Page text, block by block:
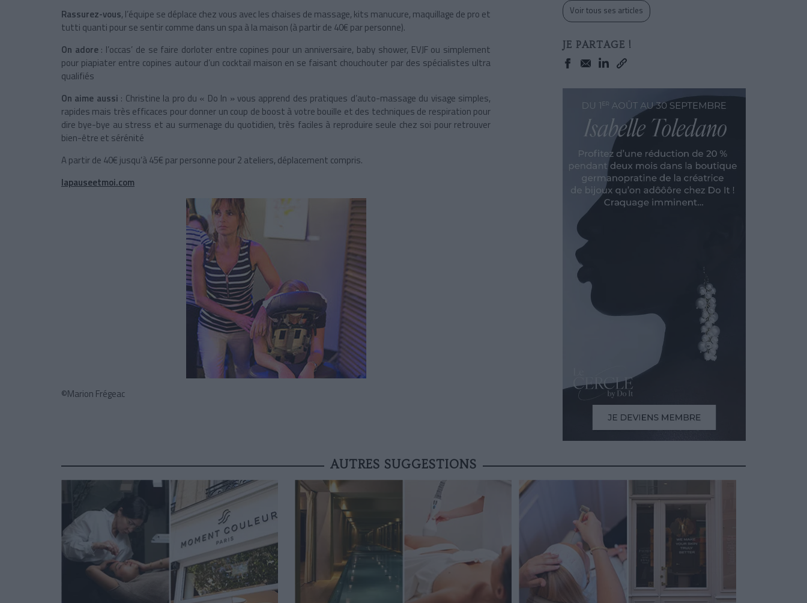
Rassurez-vous, l’équipe se déplace chez vous avec les chaises de massage, kits manucure, maquillage de pro et
tutti quanti pour se sentir comme dans un spa à la maison (à partir de 40€ par personne).
On adore: l’occas’ de se faire dorloter entre copines pour un anniversaire, baby shower, EVJF ou simplement
pour piapiater entre copines autour d’un cocktail maison en se faisant chouchouter par des spécialistes ultra
qualifiés
On aime aussi : Christine la pro du « Do In » vous apprend des pratiques d’auto-massage du visage simples,
rapides mais très efficaces pour donner un coup de boost à votre bouille et des techniques de respiration pour
dire bye-bye au stress et au surmenage du quotidien, très faciles à reproduire seule chez soi pour retrouver
bien-être et sérénité
A partir de 40€ jusqu’à 45€ par personne pour 2 ateliers, déplacement compris.
lapauseetmoi.com
©Marion Frégeac
Voir tous ses articles
JE PARTAGE !
AUTRES SUGGESTIONS